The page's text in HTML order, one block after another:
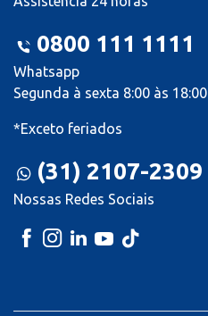
0800 111 1111
Whatsapp
Segunda à sexta 8:00 às 18:00
*Exceto feriados
(31) 2107-2309
Nossas Redes Sociais